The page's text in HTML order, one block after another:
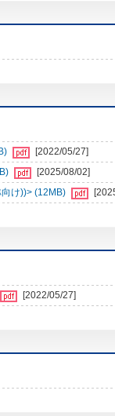
[2022/05/27]
[2025/08/02]
け))> (12MB)
[2022/05/27]